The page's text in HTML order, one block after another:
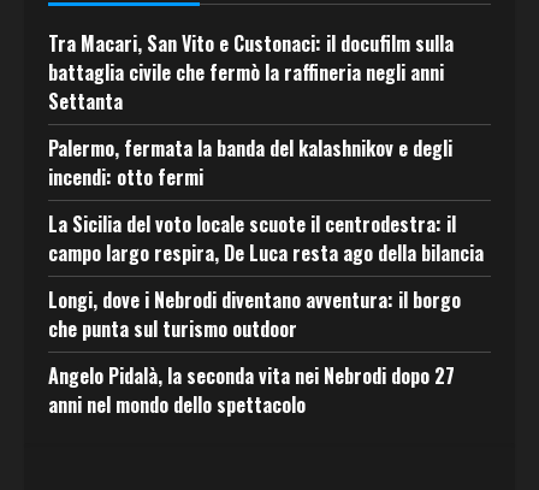
Tra Macari, San Vito e Custonaci: il docufilm sulla
battaglia civile che fermò la raffineria negli anni
Settanta
Palermo, fermata la banda del kalashnikov e degli
incendi: otto fermi
La Sicilia del voto locale scuote il centrodestra: il
campo largo respira, De Luca resta ago della bilancia
Longi, dove i Nebrodi diventano avventura: il borgo
che punta sul turismo outdoor
Angelo Pidalà, la seconda vita nei Nebrodi dopo 27
anni nel mondo dello spettacolo